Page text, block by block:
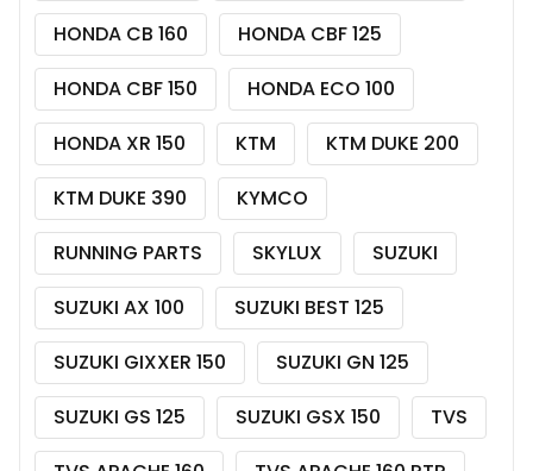
HONDA CB 160
HONDA CBF 125
HONDA CBF 150
HONDA ECO 100
HONDA XR 150
KTM
KTM DUKE 200
KTM DUKE 390
KYMCO
RUNNING PARTS
SKYLUX
SUZUKI
SUZUKI AX 100
SUZUKI BEST 125
SUZUKI GIXXER 150
SUZUKI GN 125
SUZUKI GS 125
SUZUKI GSX 150
TVS